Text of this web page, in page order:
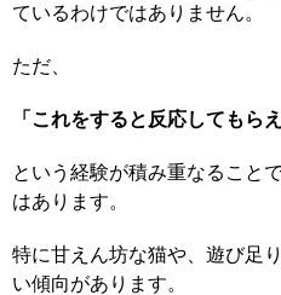
ているわけではありません。
ただ、
「これをすると反応してもらえ
という経験が積み重なること
はあります。
特に甘えん坊な猫や、遊び足
い傾向があります。